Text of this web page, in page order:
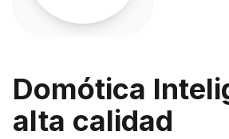
Domótica
alta calidad